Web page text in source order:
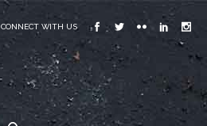
CONNECT WITH US